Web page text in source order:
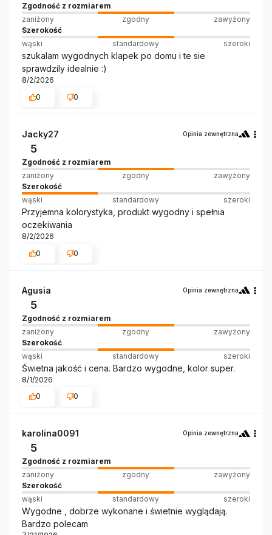
Zgodność z rozmiarem
zaniżony
zgodny
zawyżony
Szerokość
wąski
standardowy szeroki
szukalam wygodnych klapek po domu i te sie
sprawdzily idealnie :)
8/2/2026
0
0
Jacky27 Opinia zewnętrzna
5
Zgodność z rozmiarem
zaniżony
zgodny
zawyżony
Szerokość
wąski
standardowy szeroki
Przyjemna kolorystyka, produkt wygodny i spełnia
oczekiwania
8/2/2026
0
0
Agusia Opinia zewnętrzna
5
Zgodność z rozmiarem
zaniżony
zgodny
zawyżony
Szerokość
wąski
standardowy szeroki
Świetna jakość i cena. Bardzo wygodne, kolor super.
8/1/2026
0
0
karolina0091 Opinia zewnętrzna
5
Zgodność z rozmiarem
zaniżony
zgodny
zawyżony
Szerokość
wąski
standardowy szeroki
Wygodne , dobrze wykonane i świetnie wyglądają.
Bardzo polecam